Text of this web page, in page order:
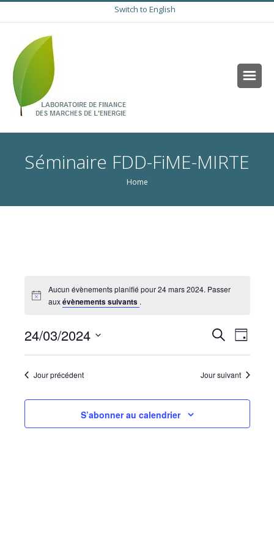
Switch to English
Séminaire FDD-FiME-MIRTE
Home
Aucun évènements planifié pour 24 mars 2024. Passer
auxévènements suivants .
et
de
vues
Recherche
de
vues
Jour
24/03/2024
date.Jour précédent Jour suivant
S’abonner au calendrier